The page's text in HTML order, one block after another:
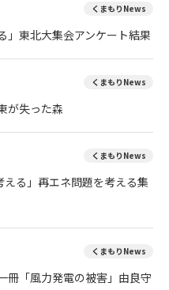
くまもりNews
」東北大集会アンケート結果
くまもりNews
が失った森
くまもりNews
る」再エネ問題を考える集
くまもりNews
冊「風力発電の被害」由良守